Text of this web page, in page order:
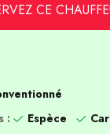
CE
:
Espèce